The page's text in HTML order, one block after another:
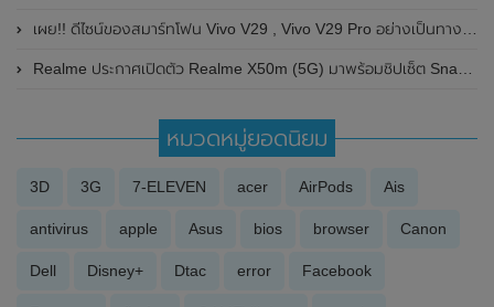
เผย!! ดีไซน์ของสมาร์ทโฟน Vivo V29 , Vivo V29 Pro อย่างเป็นทางการ พร้อมเผยสเปกบางส่วน ลุ้นเปิดตัวเร็วๆนี้
Realme ประกาศเปิดตัว Realme X50m (5G) มาพร้อมชิปเซ็ต Snapdragon 765G , หน้าจอ 120Hz และกล้องหลัง 4 ตัว
หมวดหมู่ยอดนิยม
3D 3G 7-ELEVEN acer AirPods Ais
antivirus apple Asus bios browser Canon
Dell Disney+ Dtac error Facebook